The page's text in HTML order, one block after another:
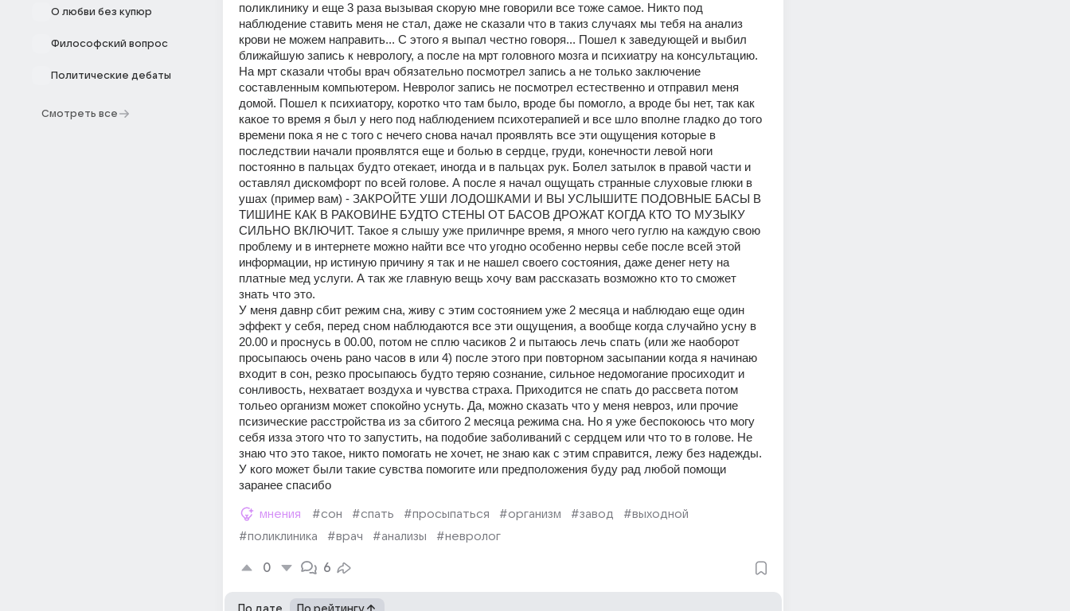
О любви без купюр
Философский вопрос
Политические дебаты
Смотреть все
поликлинику и еще 3 раза вызывая скорую мне говорили все тоже самое. Никто под
наблюдение ставить меня не стал, даже не сказали что в такиз случаях мы тебя на анализ
крови не можем направить... С этого я выпал честно говоря... Пошел к заведующей и выбил
ближайшую запись к неврологу, а после на мрт головного мозга и психиатру на консультацию.
На мрт сказали чтобы врач обязательно посмотрел запись а не только заключение
составленным компьютером. Невролог запись не посмотрел естественно и отправил меня
домой. Пошел к психиатору, коротко что там было, вроде бы помогло, а вроде бы нет, так как
какое то время я был у него под наблюдением психотерапией и все шло вполне гладко до того
времени пока я не с того с нечего снова начал проявлять все эти ощущения которые в
последствии начали проявлятся еще и болью в сердце, груди, конечности левой ноги
постоянно в пальцах будто отекает, иногда и в пальцах рук. Болел затылок в правой части и
оставлял дискомфорт по всей голове. А после я начал ощущать странные слуховые глюки в
ушах (пример вам) - ЗАКРОЙТЕ УШИ ЛОДОШКАМИ И ВЫ УСЛЫШИТЕ ПОДОВНЫЕ БАСЫ В
ТИШИНЕ КАК В РАКОВИНЕ БУДТО СТЕНЫ ОТ БАСОВ ДРОЖАТ КОГДА КТО ТО МУЗЫКУ
СИЛЬНО ВКЛЮЧИТ. Такое я слышу уже приличнре время, я много чего гуглю на каждую свою
проблему и в интернете можно найти все что угодно особенно нервы себе после всей этой
информации, нр истиную причину я так и не нашел своего состояния, даже денег нету на
платные мед услуги. А так же главную вещь хочу вам рассказать возможно кто то сможет
знать что это.
У меня давнр сбит режим сна, живу с этим состоянием уже 2 месяца и наблюдаю еще один
эффект у себя, перед сном наблюдаются все эти ощущения, а вообще когда случайно усну в
20.00 и проснусь в 00.00, потом не сплю часиков 2 и пытаюсь лечь спать (или же наоборот
просыпаюсь очень рано часов в или 4) после этого при повторном засыпании когда я начинаю
входит в сон, резко просыпаюсь будто теряю сознание, сильное недомогание просиходит и
сонливость, нехватает воздуха и чувства страха. Приходится не спать до рассвета потом
тольео организм может спокойно уснуть. Да, можно сказать что у меня невроз, или прочие
псизические расстройства из за сбитого 2 месяца режима сна. Но я уже беспокоюсь что могу
себя изза этого что то запустить, на подобие заболиваний с сердцем или что то в голове. Не
знаю что это такое, никто помогать не хочет, не знаю как с этим справится, лежу без надежды.
У кого может были такие сувства помогите или предположения буду рад любой помощи
заранее спасибо
мнения #сон #спать #просыпаться #организм #завод
#выходной
#поликлиника
#врач #анализы #невролог
0 6